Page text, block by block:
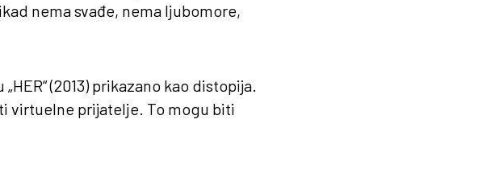
nema svađe, nema ljubomore,
(2013) prikazano kao distopija.
virtuelne prijatelje. To mogu biti